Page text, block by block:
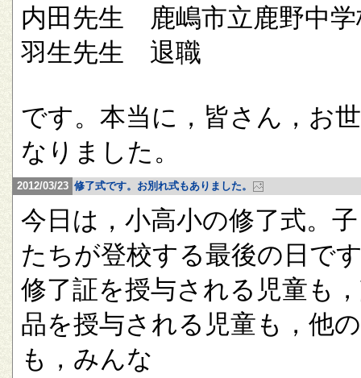
内田先生 鹿嶋市立鹿野中学
羽生先生 退職
です。本当に，皆さん，お
なりました。
2012/03/23 修了式です。お別れ式もありました。
今日は，小高小の修了式。
たちが登校する最後の日で
修了証を授与される児童も
品を授与される児童も，他
も，みんな